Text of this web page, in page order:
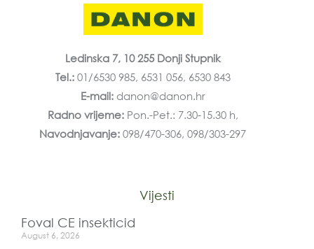
Ledinska 7, 10 255 Donji Stupnik
Tel.:01/6530 985, 6531 056, 6530 843
E-mail:danon@danon.hr
Radno vrijeme: Pon.-Pet.: 7.30-15.30 h,
Navodnjavanje:098/470-306, 098/303-297
Vijesti
Foval CE insekticid
August 6, 2026